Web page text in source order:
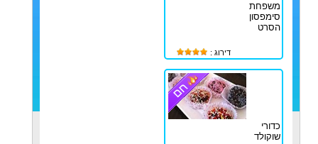
משפחת
סימפסון
הסרט
דירוג :
כדורי
שוקולד